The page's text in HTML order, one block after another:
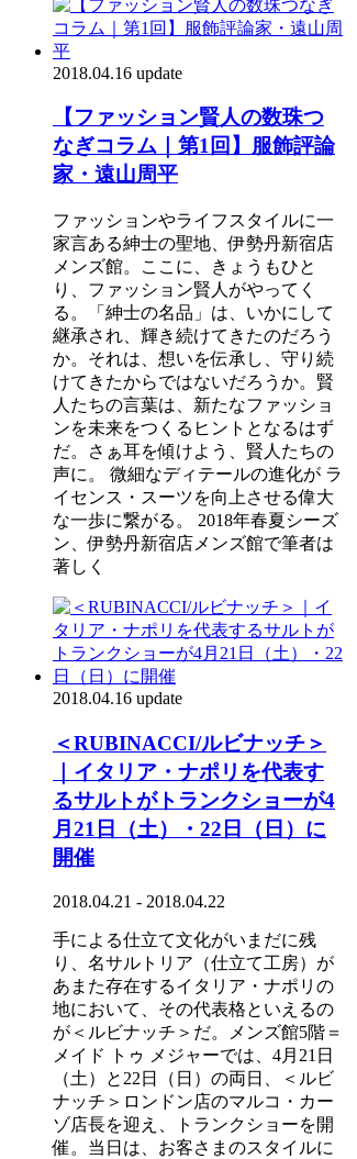
2018.04.16 update
【ファッション賢人の数珠つ
なぎコラム｜第1回】服飾評論
家・遠山周平
ファッションやライフスタイルに一
家言ある紳士の聖地、伊勢丹新宿店
メンズ館。ここに、きょうもひと
り、ファッション賢人がやってく
る。「紳士の名品」は、いかにして
継承され、輝き続けてきたのだろう
か。それは、想いを伝承し、守り続
けてきたからではないだろうか。賢
人たちの言葉は、新たなファッショ
ンを未来をつくるヒントとなるはず
だ。さぁ耳を傾けよう、賢人たちの
声に。 微細なディテールの進化が ラ
イセンス・スーツを向上させる偉大
な一歩に繋がる。 2018年春夏シーズ
ン、伊勢丹新宿店メンズ館で筆者は
著しく
2018.04.16 update
＜RUBINACCI/ルビナッチ＞
｜イタリア・ナポリを代表す
るサルトがトランクショーが4
月21日（土）・22日（日）に
開催
2018.04.21 - 2018.04.22
手による仕立て文化がいまだに残
り、名サルトリア（仕立て工房）が
あまた存在するイタリア・ナポリの
地において、その代表格といえるの
が＜ルビナッチ＞だ。メンズ館5階＝
メイド トゥ メジャーでは、4月21日
（土）と22日（日）の両日、＜ルビ
ナッチ＞ロンドン店のマルコ・カー
ゾ店長を迎え、トランクショーを開
催。当日は、お客さまのスタイルに